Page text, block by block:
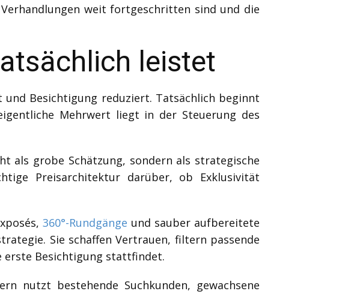
weit fortgeschritten sind und die
leistet
Besichtigung reduziert. Tatsächlich beginnt
Mehrwert liegt in der Steuerung des
als grobe Schätzung, sondern als strategische
Preisarchitektur darüber, ob Exklusivität
360°-Rundgänge und sauber aufbereitete
Sie schaffen Vertrauen, filtern passende
erste Besichtigung stattfindet.
nutzt bestehende Suchkunden, gewachsene